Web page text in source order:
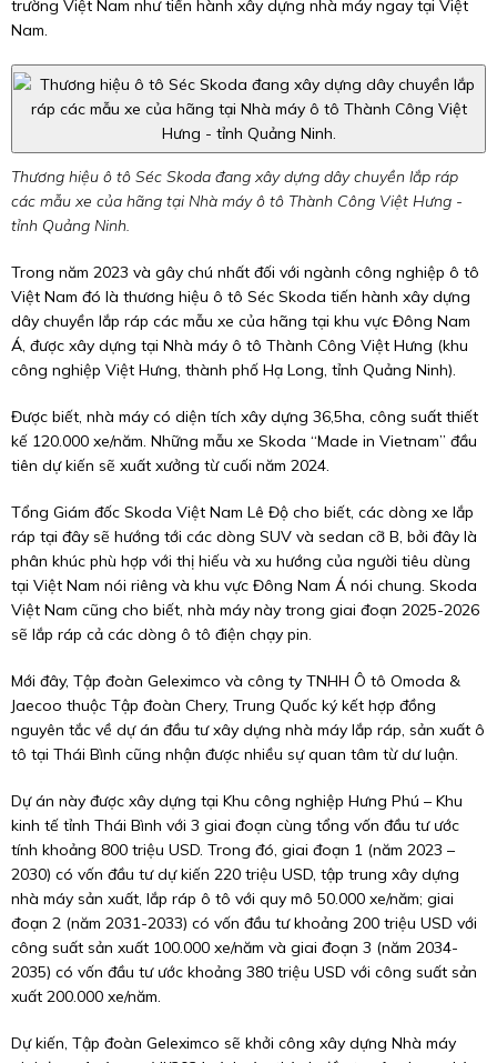
trường Việt Nam như tiến hành xây dựng nhà máy ngay tại Việt
Nam.
Thương hiệu ô tô Séc Skoda đang xây dựng dây chuyền lắp ráp
các mẫu xe của hãng tại Nhà máy ô tô Thành Công Việt Hưng -
tỉnh Quảng Ninh.
Trong năm 2023 và gây chú nhất đối với ngành công nghiệp ô tô
Việt Nam đó là thương hiệu ô tô Séc Skoda tiến hành xây dựng
dây chuyền lắp ráp các mẫu xe của hãng tại khu vực Đông Nam
Á, được xây dựng tại Nhà máy ô tô Thành Công Việt Hưng (khu
công nghiệp Việt Hưng, thành phố Hạ Long, tỉnh Quảng Ninh).
Được biết, nhà máy có diện tích xây dựng 36,5ha, công suất thiết
kế 120.000 xe/năm. Những mẫu xe Skoda “Made in Vietnam” đầu
tiên dự kiến sẽ xuất xưởng từ cuối năm 2024.
Tổng Giám đốc Skoda Việt Nam Lê Độ cho biết, các dòng xe lắp
ráp tại đây sẽ hướng tới các dòng SUV và sedan cỡ B, bởi đây là
phân khúc phù hợp với thị hiếu và xu hướng của người tiêu dùng
tại Việt Nam nói riêng và khu vực Đông Nam Á nói chung. Skoda
Việt Nam cũng cho biết, nhà máy này trong giai đoạn 2025-2026
sẽ lắp ráp cả các dòng ô tô điện chạy pin.
Mới đây, Tập đoàn Geleximco và công ty TNHH Ô tô Omoda &
Jaecoo thuộc Tập đoàn Chery, Trung Quốc ký kết hợp đồng
nguyên tắc về dự án đầu tư xây dựng nhà máy lắp ráp, sản xuất ô
tô tại Thái Bình cũng nhận được nhiều sự quan tâm từ dư luận.
Dự án này được xây dựng tại Khu công nghiệp Hưng Phú – Khu
kinh tế tỉnh Thái Bình với 3 giai đoạn cùng tổng vốn đầu tư ước
tính khoảng 800 triệu USD. Trong đó, giai đoạn 1 (năm 2023 –
2030) có vốn đầu tư dự kiến 220 triệu USD, tập trung xây dựng
nhà máy sản xuất, lắp ráp ô tô với quy mô 50.000 xe/năm; giai
đoạn 2 (năm 2031-2033) có vốn đầu tư khoảng 200 triệu USD với
công suất sản xuất 100.000 xe/năm và giai đoạn 3 (năm 2034-
2035) có vốn đầu tư ước khoảng 380 triệu USD với công suất sản
xuất 200.000 xe/năm.
Dự kiến, Tập đoàn Geleximco sẽ khởi công xây dựng Nhà máy